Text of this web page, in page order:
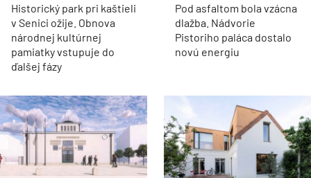
Historický park pri kaštieli
v Senici ožije. Obnova
národnej kultúrnej
pamiatky vstupuje do
ďalšej fázy
Pod asfaltom bola vzácna
dlažba. Nádvorie
Pistoriho paláca dostalo
novú energiu